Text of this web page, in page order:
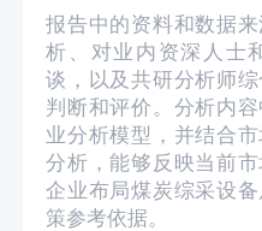
报告中的资料和数据
析、对业内资深人士
谈，以及共研分析师
判断和评价。分析内
业分析模型，并结合
分析，能够反映当前
企业布局煤炭综采设
策参考依据。